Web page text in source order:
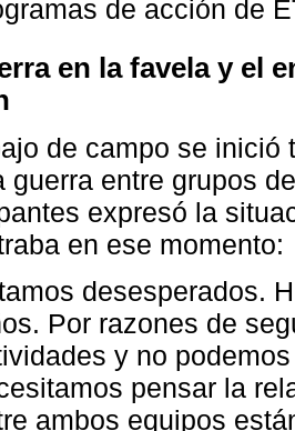
de acción de
en la favela y el
de campo se
guerra entre grupos
expresó la
en ese momento:
desesperados.
Por razones de
y no
pensar la
ambos equipos